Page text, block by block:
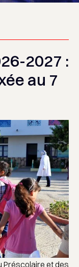
2027 :
au 7
Préscolaire et des